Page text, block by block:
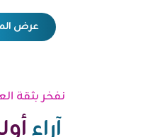
عرض
نفخر بثقة
آراء